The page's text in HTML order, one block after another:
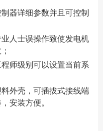
器详细参数并且可控制
人士误操作致使发电机
师级别可以设置当前系
外壳，可插拔式接线端
安装方便。